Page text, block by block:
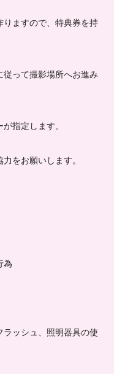
ますので、特典券を持
って撮影場所へお進み
指定します。
をお願いします。
為
ラッシュ、照明器具の使